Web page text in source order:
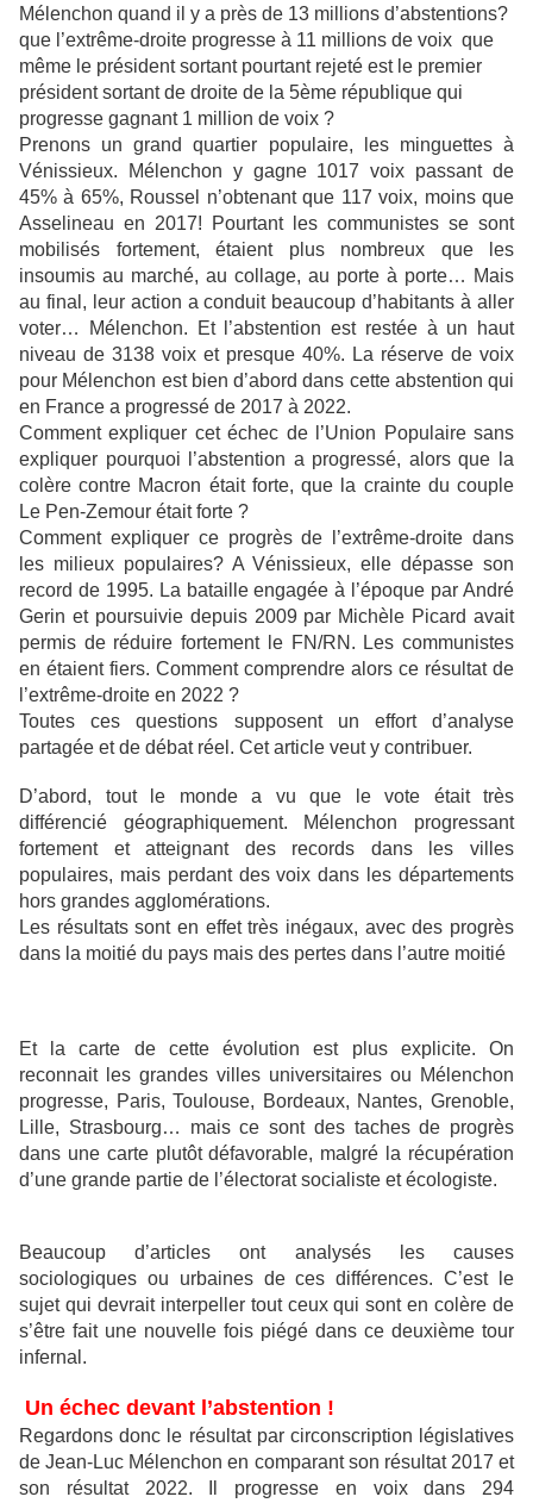
Mélenchon quand il y a près de 13 millions d’abstentions?
que l’extrême-droite progresse à 11 millions de voix que
même le président sortant pourtant rejeté est le premier
président sortant de droite de la 5ème république qui
progresse gagnant 1 million de voix ?
Prenons un grand quartier populaire, les minguettes à
Vénissieux. Mélenchon y gagne 1017 voix passant de
45% à 65%, Roussel n’obtenant que 117 voix, moins que
Asselineau en 2017! Pourtant les communistes se sont
mobilisés fortement, étaient plus nombreux que les
insoumis au marché, au collage, au porte à porte… Mais
au final, leur action a conduit beaucoup d’habitants à aller
voter… Mélenchon. Et l’abstention est restée à un haut
niveau de 3138 voix et presque 40%. La réserve de voix
pour Mélenchon est bien d’abord dans cette abstention qui
en France a progressé de 2017 à 2022.
Comment expliquer cet échec de l’Union Populaire sans
expliquer pourquoi l’abstention a progressé, alors que la
colère contre Macron était forte, que la crainte du couple
Le Pen-Zemour était forte ?
Comment expliquer ce progrès de l’extrême-droite dans
les milieux populaires? A Vénissieux, elle dépasse son
record de 1995. La bataille engagée à l’époque par André
Gerin et poursuivie depuis 2009 par Michèle Picard avait
permis de réduire fortement le FN/RN. Les communistes
en étaient fiers. Comment comprendre alors ce résultat de
l’extrême-droite en 2022 ?
Toutes ces questions supposent un effort d’analyse
partagée et de débat réel. Cet article veut y contribuer.
D’abord, tout le monde a vu que le vote était très
différencié géographiquement. Mélenchon progressant
fortement et atteignant des records dans les villes
populaires, mais perdant des voix dans les départements
hors grandes agglomérations.
Les résultats sont en effet très inégaux, avec des progrès
dans la moitié du pays mais des pertes dans l’autre moitié
Et la carte de cette évolution est plus explicite. On
reconnait les grandes villes universitaires ou Mélenchon
progresse, Paris, Toulouse, Bordeaux, Nantes, Grenoble,
Lille, Strasbourg… mais ce sont des taches de progrès
dans une carte plutôt défavorable, malgré la récupération
d’une grande partie de l’électorat socialiste et écologiste.
Beaucoup d’articles ont analysés les causes
sociologiques ou urbaines de ces différences. C’est le
sujet qui devrait interpeller tout ceux qui sont en colère de
s’être fait une nouvelle fois piégé dans ce deuxième tour
infernal.
Un échec devant l’abstention !
Regardons donc le résultat par circonscription législatives
de Jean-Luc Mélenchon en comparant son résultat 2017 et
son résultat 2022. Il progresse en voix dans 294